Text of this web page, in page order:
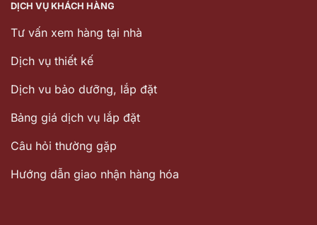
DỊCH VỤ KHÁCH HÀNG
Tư vấn xem hàng tại nhà
Dịch vụ thiết kế
Dịch vu bảo dưỡng, lắp đặt
Bảng giá dịch vụ lắp đặt
Câu hỏi thường gặp
Hướng dẫn giao nhận hàng hóa